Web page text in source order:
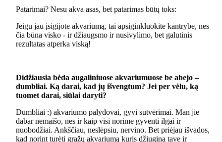
Patarimai? Nesu akva asas, bet patarimas būtų toks:
Jeigu jau įsigijote akvariumą, tai apsiginkluokite kantrybe, nes
čia būna visko - ir džiaugsmo ir nusivylimo, bet galutinis
rezultatas atperka viską!
Didžiausia bėda augaliniuose akvariumuose be abejo –
dumbliai. Ką darai, kad jų išvengtum? Jei per vėlu, ką
tuomet darai, siūlai daryti?
Dumbliai :) akvariumo palydovai, gyvi sutvėrimai. Man jie
dabar nemaišo, nes ir kaip visi norime gyventi ilgai ir
nuobodžiai. Ankščiau, neslėpsiu, nervino. Bet priėjau išvados,
kad norint turėti gražų akvariumą kuris džiugina tave ir